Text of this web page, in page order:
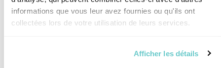
informations que vous leur avez fournies ou qu'ils ont
collectées lors de votre utilisation de leurs services.
Afficher les détails
FINANCEMENT AUTO